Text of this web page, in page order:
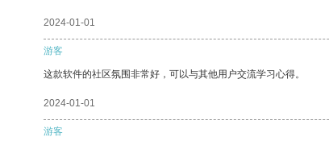
2024-01-01
游客
这款软件的社区氛围非常好，可以与其他用户交流学习心得。
2024-01-01
游客